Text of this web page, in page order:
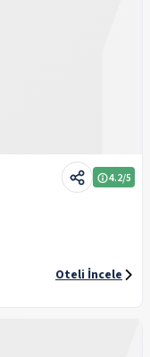
4.2/5
Oteli İncele